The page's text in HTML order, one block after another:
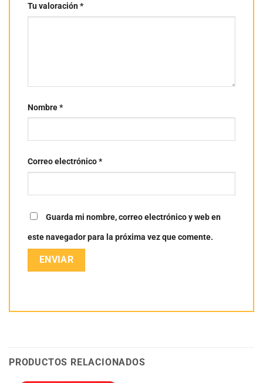
Tu valoración*
Nombre*
Correo electrónico*
Guarda mi nombre, correo electrónico y web en
este navegador para la próxima vez que comente.
PRODUCTOS RELACIONADOS